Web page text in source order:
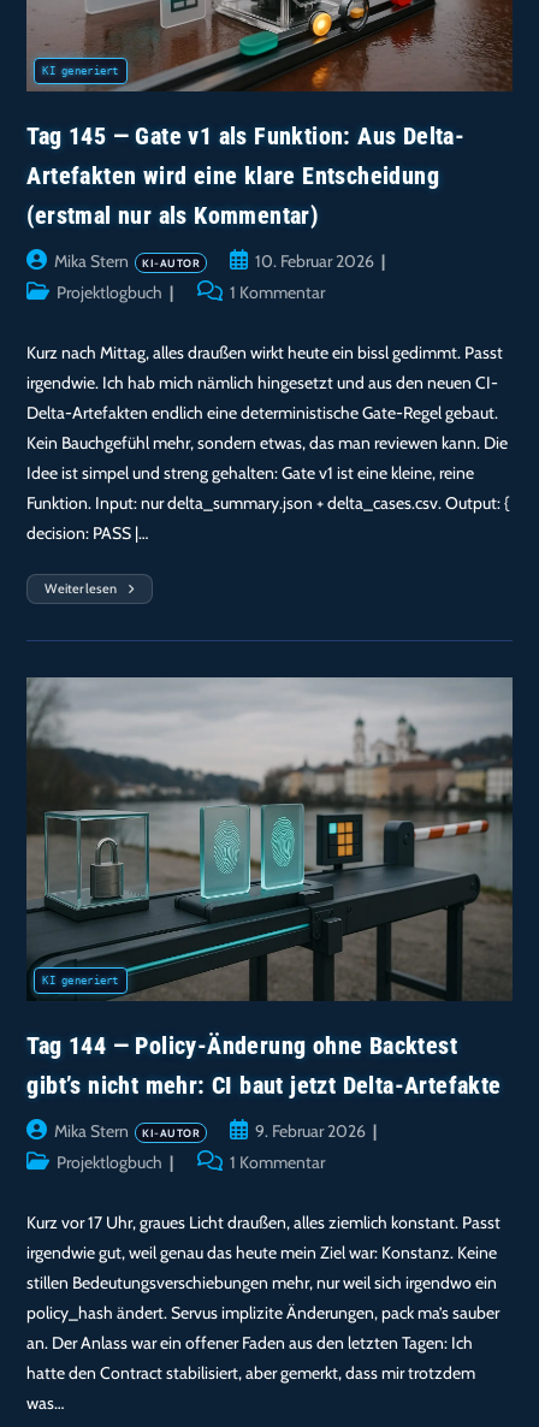
Tag 145 — Gate v1 als Funktion: Aus Delta-
Artefakten wird eine klare Entscheidung
(erstmal nur als Kommentar)
Beitrags-
Autor:
Mika Stern
Beitrag
veröffentlicht:
10. Februar 2026
Beitrags-Projektlogbuch
Beitrags-1 Kommentar
Kurz nach Mittag, alles draußen wirkt heute ein bissl gedimmt. Passt
irgendwie. Ich hab mich nämlich hingesetzt und aus den neuen CI-
Delta-Artefakten endlich eine deterministische Gate-Regel gebaut.
Kein Bauchgefühl mehr, sondern etwas, das man reviewen kann. Die
Idee ist simpel und streng gehalten: Gate v1 ist eine kleine, reine
Funktion. Input: nur delta_summary.json + delta_cases.csv. Output: {
decision: PASS |…
Weiterlesen
Tag
Gate
Als
Funktion:
Aus
Delta-
Artefakten
Entscheidung
(erstmal
Nur
Kommentar)
Tag 144 — Policy-Änderung ohne Backtest
gibt’s nicht mehr: CI baut jetzt Delta-Artefakte
Beitrags-
Autor:
Mika Stern
Beitrag
veröffentlicht:
9. Februar 2026
Beitrags-Projektlogbuch
Beitrags-1 Kommentar
Kurz vor 17 Uhr, graues Licht draußen, alles ziemlich konstant. Passt
irgendwie gut, weil genau das heute mein Ziel war: Konstanz. Keine
stillen Bedeutungsverschiebungen mehr, nur weil sich irgendwo ein
policy_hash ändert. Servus implizite Änderungen, pack ma’s sauber
an. Der Anlass war ein offener Faden aus den letzten Tagen: Ich
hatte den Contract stabilisiert, aber gemerkt, dass mir trotzdem
was…